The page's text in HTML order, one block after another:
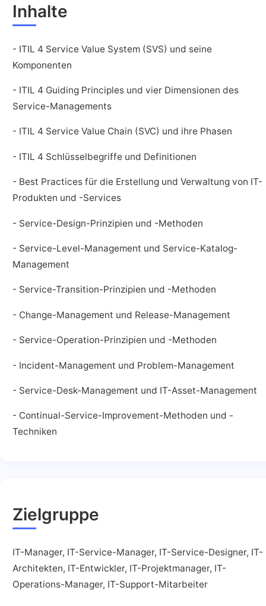
Inhalte
- ITIL 4 Service Value System (SVS) und seine
Komponenten
- ITIL 4 Guiding Principles und vier Dimensionen des
Service-Managements
- ITIL 4 Service Value Chain (SVC) und ihre Phasen
- ITIL 4 Schlüsselbegriffe und Definitionen
- Best Practices für die Erstellung und Verwaltung von IT-
Produkten und -Services
- Service-Design-Prinzipien und -Methoden
- Service-Level-Management und Service-Katalog-
Management
- Service-Transition-Prinzipien und -Methoden
- Change-Management und Release-Management
- Service-Operation-Prinzipien und -Methoden
- Incident-Management und Problem-Management
- Service-Desk-Management und IT-Asset-Management
- Continual-Service-Improvement-Methoden und -
Techniken
Zielgruppe
IT-Manager, IT-Service-Manager, IT-Service-Designer, IT-
Architekten, IT-Entwickler, IT-Projektmanager, IT-
Operations-Manager, IT-Support-Mitarbeiter